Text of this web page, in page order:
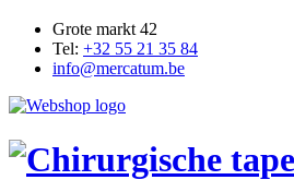
Grote markt 42
Tel: +32 55 21 35 84
info@mercatum.be